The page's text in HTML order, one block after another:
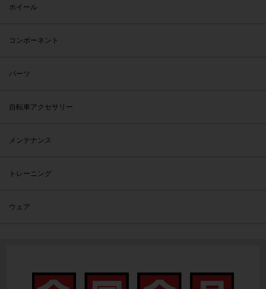
ホイール
コンポーネント
パーツ
自転車アクセサリー
メンテナンス
トレーニング
ウェア